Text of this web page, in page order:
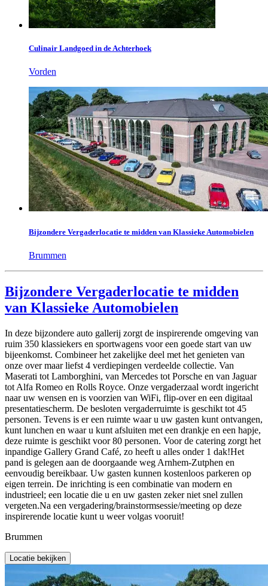
Culinair Landgoed in de Achterhoek
Vorden
Bijzondere Vergaderlocatie te midden van Klassieke Automobielen
Brummen
Bijzondere Vergaderlocatie te midden
van Klassieke Automobielen
In deze bijzondere auto gallerij zorgt de inspirerende omgeving van
ruim 350 klassiekers en sportwagens voor een goede start van uw
bijeenkomst. Combineer het zakelijke deel met het genieten van
onze over maar liefst 4 verdiepingen verdeelde collectie. Van
Maserati tot Lamborghini, van Mercedes tot Porsche en van Jaguar
tot Alfa Romeo en Rolls Royce. Onze vergaderzaal wordt ingericht
naar uw wensen en is voorzien van WiFi, flip-over en een digitaal
presentatiescherm. De besloten vergaderruimte is geschikt tot 45
personen. Tevens is er een ruimte waar u uw gasten kunt ontvangen,
kunt lunchen en waar u kunt afsluiten met een drankje en een hapje,
deze ruimte is geschikt voor 80 personen. Voor de catering zorgt het
inpandige Gallery Grand Café, zo heeft u alles onder 1 dak!Het
pand is gelegen aan de doorgaande weg Arnhem-Zutphen en
eenvoudig bereikbaar. Uw gasten kunnen kostenloos parkeren op
eigen terrein. De inrichting is een combinatie van modern en
industrieel; een locatie die u en uw gasten zeker niet snel zullen
vergeten.Na een vergadering/brainstormsessie/meeting op deze
inspirerende locatie kunt u weer volgas vooruit!
Brummen
Locatie bekijken